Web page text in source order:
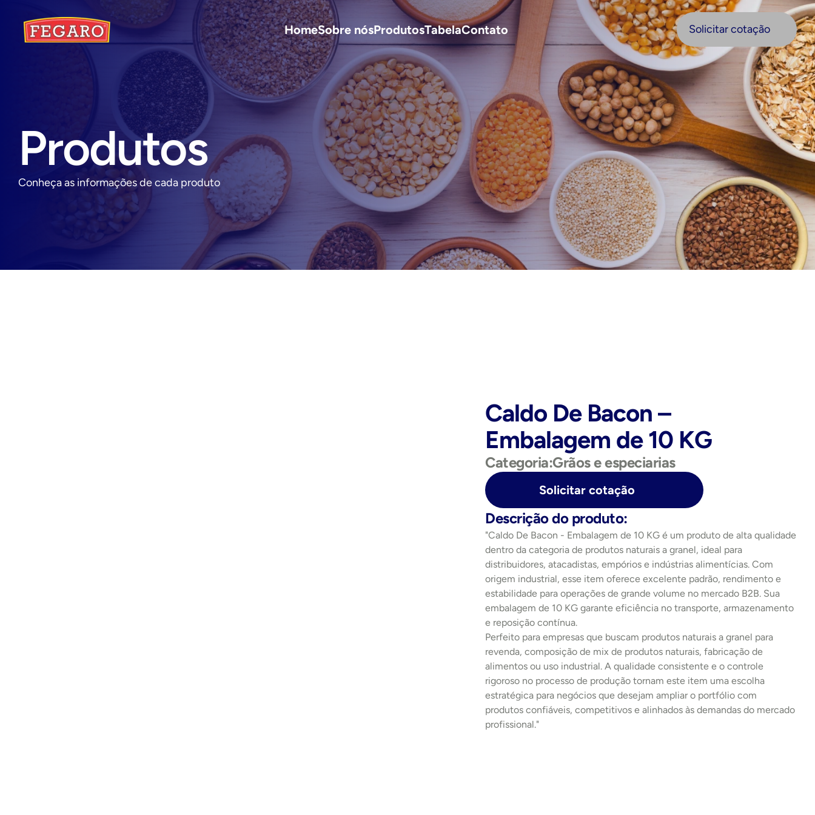
HomeSobre nósProdutosTabelaContato Solicitar cotação
Solicitar cotação
Produtos
Conheça as informações de cada produto
Caldo De Bacon –
Embalagem de 10 KG
Categoria:Grãos e especiarias
Solicitar cotação
Descrição do produto:
"Caldo De Bacon - Embalagem de 10 KG é um produto de alta qualidade
dentro da categoria de produtos naturais a granel, ideal para
distribuidores, atacadistas, empórios e indústrias alimentícias. Com
origem industrial, esse item oferece excelente padrão, rendimento e
estabilidade para operações de grande volume no mercado B2B. Sua
embalagem de 10 KG garante eficiência no transporte, armazenamento
e reposição contínua.
Perfeito para empresas que buscam produtos naturais a granel para
revenda, composição de mix de produtos naturais, fabricação de
alimentos ou uso industrial. A qualidade consistente e o controle
rigoroso no processo de produção tornam este item uma escolha
estratégica para negócios que desejam ampliar o portfólio com
produtos confiáveis, competitivos e alinhados às demandas do mercado
profissional."